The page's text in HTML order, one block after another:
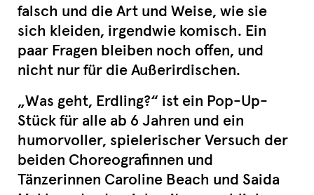
falsch und die Art und Weise, wie sie
sich kleiden, irgendwie komisch. Ein
paar Fragen bleiben noch offen, und
nicht nur für die Außerirdischen.
„Was geht, Erdling?“ ist ein Pop-Up-
Stück für alle ab 6 Jahren und ein
humorvoller, spielerischer Versuch der
beiden Choreografinnen und
Tänzerinnen Caroline Beach und Saida